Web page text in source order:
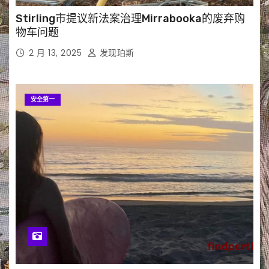
Stirling市提议新法案治理Mirrabooka的废弃购
物车问题
2 月 13, 2025 发现珀斯
安全第一